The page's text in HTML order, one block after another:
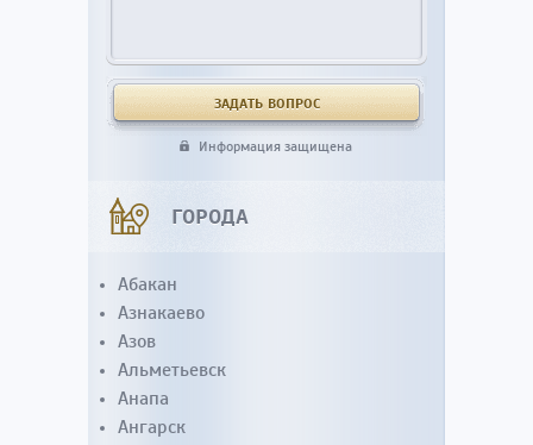
Информация защищена
ГОРОДА
Абакан
Азнакаево
Азов
Альметьевск
Анапа
Ангарск